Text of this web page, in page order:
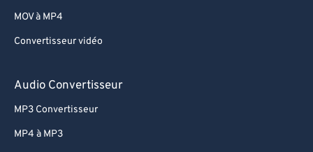
MOV à MP4
Convertisseur vidéo
Audio Convertisseur
MP3 Convertisseur
MP4 à MP3